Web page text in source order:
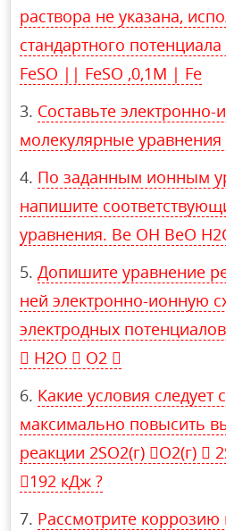
раствора не указана,
стандартного
FeSO || FeSO ,0,1М | Fe
Составьте
молекулярные уравнения
По заданным ионным
напишите
уравнения. Be OH BeO
Допишите уравнение
ней электронно-ионную
электродных
 H2O  O2 
Какие условия следует
максимально повысить
реакции 2SO2(г) O2(г) 
192 кДж ?
Рассмотрите коррозию